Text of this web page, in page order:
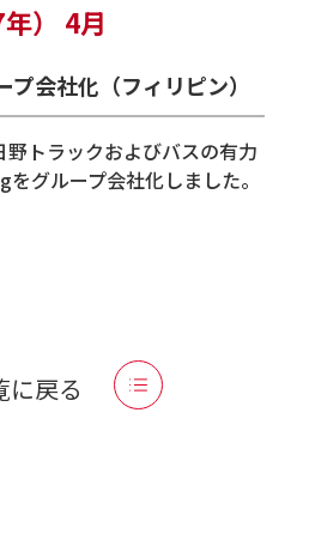
） 4月
会社化（フィリピン）
トラックおよびバスの有力
グループ会社化しました。
に戻る